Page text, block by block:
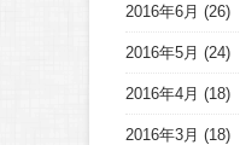
2016年6月 (26)
2016年5月 (24)
2016年4月 (18)
2016年3月 (18)